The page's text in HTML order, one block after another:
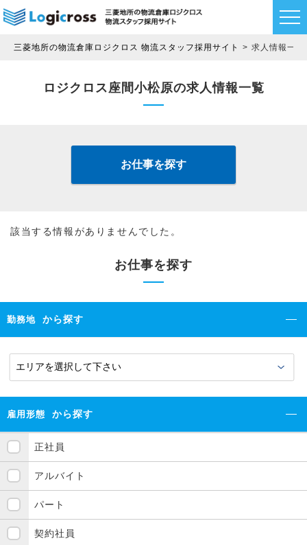
三菱地所の物流倉庫ロジクロス 物流スタッフ採用サイト 求人情報一覧
ロジクロス座間小松原の求人情報一覧
お仕事を探す
該当する情報がありませんでした。
お仕事を探す
勤務地 から探す
雇用形態 から探す
正社員
アルバイト
パート
契約社員